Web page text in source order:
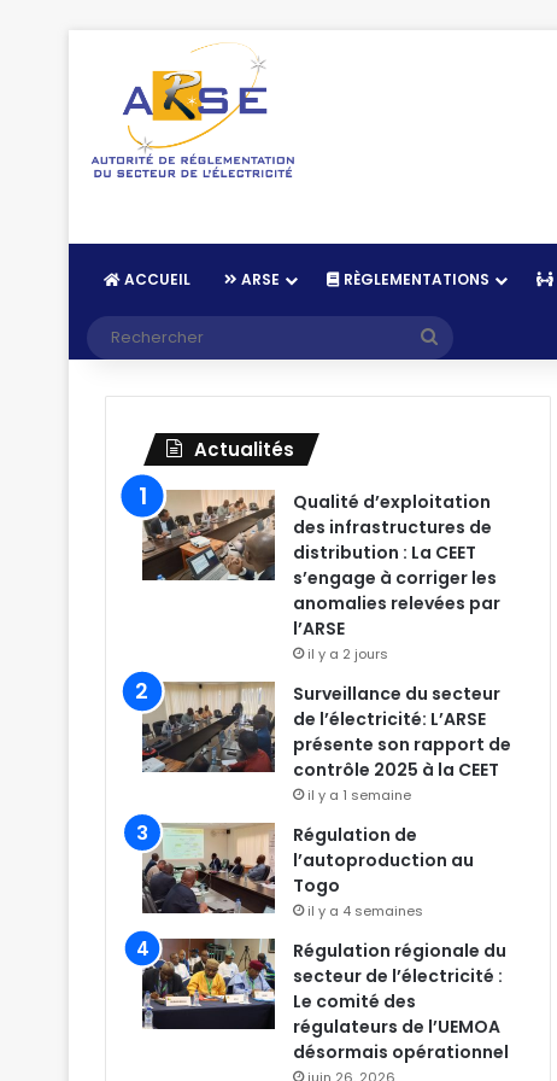
ACCUEIL ARSE RÈGLEMENTATIONS
Actualités
Qualité d’exploitation
des infrastructures de
distribution : La CEET
s’engage à corriger les
anomalies relevées par
l’ARSE
il y a 2 jours
Surveillance du secteur
de l’électricité: L’ARSE
présente son rapport de
contrôle 2025 à la CEET
il y a 1 semaine
Régulation de
l’autoproduction au
Togo
il y a 4 semaines
Régulation régionale du
secteur de l’électricité :
Le comité des
régulateurs de l’UEMOA
désormais opérationnel